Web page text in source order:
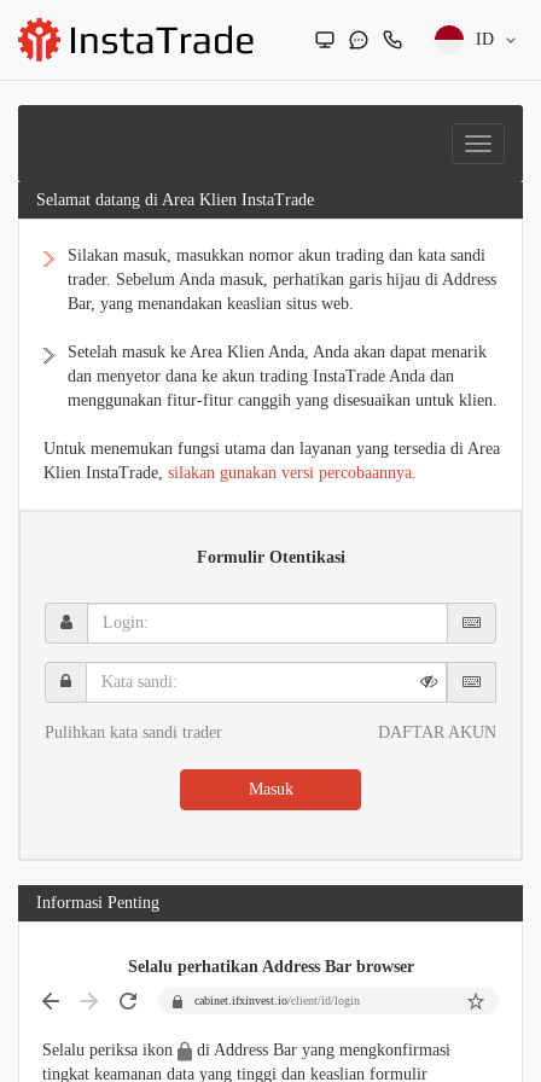
ID
Selamat datang di Area Klien InstaTrade
Silakan masuk, masukkan nomor akun trading dan kata sandi
trader. Sebelum Anda masuk, perhatikan garis hijau di Address
Bar, yang menandakan keaslian situs web.
Setelah masuk ke Area Klien Anda, Anda akan dapat menarik
dan menyetor dana ke akun trading InstaTrade Anda dan
menggunakan fitur-fitur canggih yang disesuaikan untuk klien.
Untuk menemukan fungsi utama dan layanan yang tersedia di Area
Klien InstaTrade, silakan gunakan versi percobaannya.
Formulir Otentikasi
Login:
Kata
sandi:
Pulihkan kata sandi trader
DAFTAR AKUN
Masuk
Informasi Penting
Selalu perhatikan Address Bar browser
cabinet.ifxinvest.io/client/id/login
Selalu periksa ikon
di Address Bar yang mengkonfirmasi
tingkat keamanan data yang tinggi dan keaslian formulir